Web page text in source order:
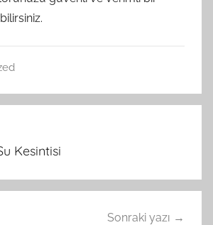
Kesintisi
Sonraki yazı